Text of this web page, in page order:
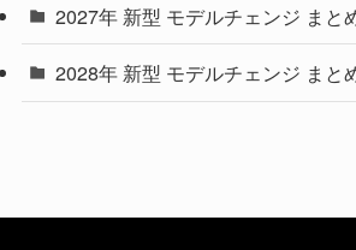
(1)
2027年 新型 モデルチェンジ まと
2028年 新型 モデルチェンジ まと